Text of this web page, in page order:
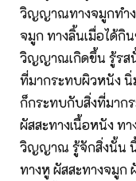
วิญญาณทางจมูกทำง
จมูก ทางลิ้นเมื่อได้กิ
วิญญาณเกิดขึ้น รู้รสนั้
ที่มากระทบผิวหนัง
ก็กระทบกับสิ่งที่มาก
ผัสสะทางเนื้อหนัง ท
วิญญาณ รู้จักสิ่งนั้น นี้
ทางหู ผัสสะทางจมูก